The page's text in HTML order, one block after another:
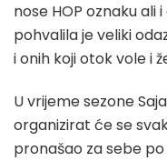
nose HOP oznaku ali
pohvalila je veliki
i onih koji otok vole i
U vrijeme sezone
organizirat će se
pronašao za sebe